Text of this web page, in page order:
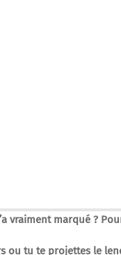
vraiment marqué ?
ou tu te projettes le